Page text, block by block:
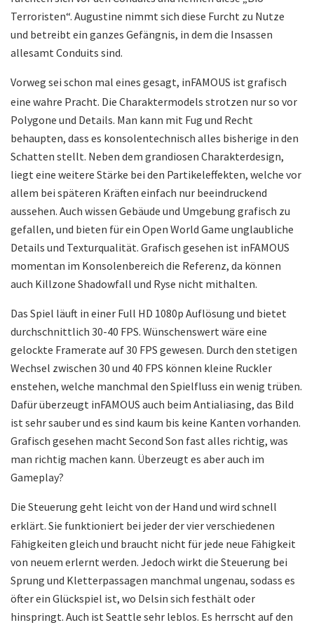
Terroristen“. Augustine nimmt sich diese Furcht zu Nutze
und betreibt ein ganzes Gefängnis, in dem die Insassen
allesamt Conduits sind.
Vorweg sei schon mal eines gesagt, inFAMOUS ist grafisch
eine wahre Pracht. Die Charaktermodels strotzen nur so vor
Polygone und Details. Man kann mit Fug und Recht
behaupten, dass es konsolentechnisch alles bisherige in den
Schatten stellt. Neben dem grandiosen Charakterdesign,
liegt eine weitere Stärke bei den Partikeleffekten, welche vor
allem bei späteren Kräften einfach nur beeindruckend
aussehen. Auch wissen Gebäude und Umgebung grafisch zu
gefallen, und bieten für ein Open World Game unglaubliche
Details und Texturqualität. Grafisch gesehen ist inFAMOUS
momentan im Konsolenbereich die Referenz, da können
auch Killzone Shadowfall und Ryse nicht mithalten.
Das Spiel läuft in einer Full HD 1080p Auflösung und bietet
durchschnittlich 30-40 FPS. Wünschenswert wäre eine
gelockte Framerate auf 30 FPS gewesen. Durch den stetigen
Wechsel zwischen 30 und 40 FPS können kleine Ruckler
enstehen, welche manchmal den Spielfluss ein wenig trüben.
Dafür überzeugt inFAMOUS auch beim Antialiasing, das Bild
ist sehr sauber und es sind kaum bis keine Kanten vorhanden.
Grafisch gesehen macht Second Son fast alles richtig, was
man richtig machen kann. Überzeugt es aber auch im
Gameplay?
Die Steuerung geht leicht von der Hand und wird schnell
erklärt. Sie funktioniert bei jeder der vier verschiedenen
Fähigkeiten gleich und braucht nicht für jede neue Fähigkeit
von neuem erlernt werden. Jedoch wirkt die Steuerung bei
Sprung und Kletterpassagen manchmal ungenau, sodass es
öfter ein Glückspiel ist, wo Delsin sich festhält oder
hinspringt. Auch ist Seattle sehr leblos. Es herrscht auf den